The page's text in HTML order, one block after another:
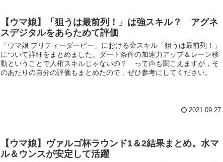
【ウマ娘】「狙うは最前列！」は強スキル？ アグネ
スデジタルをあらためて評価
「ウマ娘 プリティーダービー」における金スキル「狙うは最前列！」
について詳細をまとめました。ダート条件の加速力アップ＆レーン移
動ということで人権スキルじゃないの？ って声も聞こえますが，そ
のあたりの自分の評価もまとめたので，ぜひ参考にしてください。
2021.09.27
【ウマ娘】ヴァルゴ杯ラウンド1＆2結果まとめ。水マ
ル＆ウンスが安定して活躍